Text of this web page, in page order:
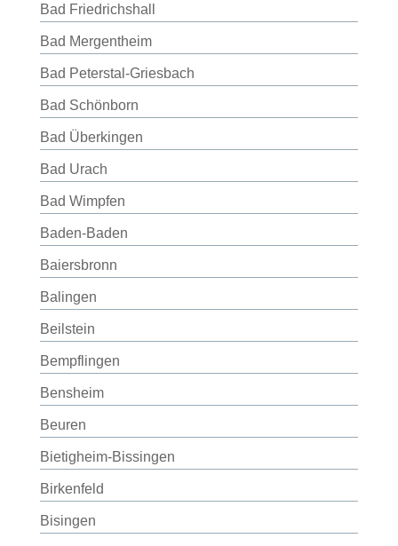
Bad Friedrichshall
Bad Mergentheim
Bad Peterstal-Griesbach
Bad Schönborn
Bad Überkingen
Bad Urach
Bad Wimpfen
Baden-Baden
Baiersbronn
Balingen
Beilstein
Bempflingen
Bensheim
Beuren
Bietigheim-Bissingen
Birkenfeld
Bisingen